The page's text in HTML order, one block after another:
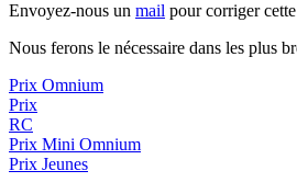
Envoyez-nous un mail pour corriger
Nous ferons le nécessaire dans les plus
Prix Omnium
Prix
RC
Prix Mini Omnium
Prix Jeunes